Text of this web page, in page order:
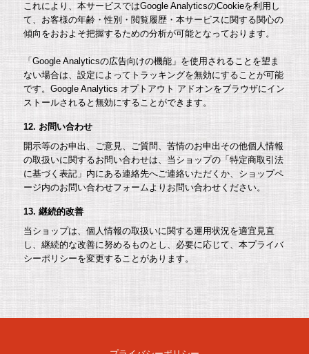
これにより、本サービスではGoogle AnalyticsのCookieを利用し
て、お客様の年齢・性別・閲覧履歴・本サービスに関する関心の
傾向をおおよそ把握するための分析が可能となっております。
「Google Analyticsの広告向けの機能」を使用されることを望ま
ない場合は、設定によってトラッキングを無効にすることが可能
です。Google Analytics オプトアウト アドオンをブラウザにイン
ストールされると無効にすることができます。
12. お問い合わせ
開示等のお申出、ご意見、ご質問、苦情のお申出その他個人情報
の取扱いに関するお問い合わせは、当ショップの「特定商取引法
に基づく表記」内にある連絡先へご連絡いただくか、ショップペ
ージ内のお問い合わせフォームよりお問い合わせください。
13. 継続的改善
当ショップは、個人情報の取扱いに関する運用状況を適宜見直
し、継続的な改善に努めるものとし、必要に応じて、本プライバ
シーポリシーを変更することがあります。